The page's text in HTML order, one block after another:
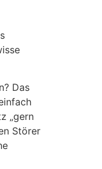
Das
„gern
Störer